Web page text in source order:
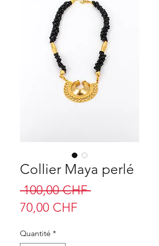
Collier Maya perlé
100,00 CHF Prix
70,00 CHF
Quantité *